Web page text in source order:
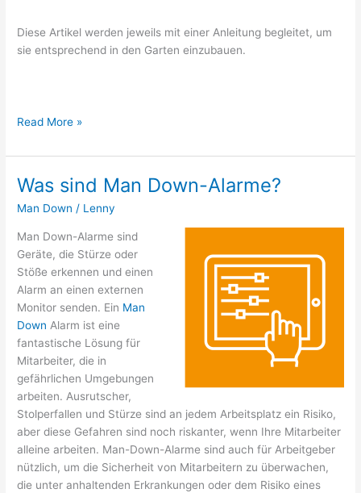
Diese Artikel werden jeweils mit einer Anleitung begleitet, um
sie entsprechend in den Garten einzubauen.
Flatground
Modernes
für
Kinder
Read More »
Was sind Man Down-Alarme?
Man Down / Lenny
Man Down-Alarme sind
Geräte, die Stürze oder
Stöße erkennen und einen
Alarm an einen externen
Monitor senden. Ein Man
Down Alarm ist eine
fantastische Lösung für
Mitarbeiter, die in
gefährlichen Umgebungen
arbeiten. Ausrutscher,
Stolperfallen und Stürze sind an jedem Arbeitsplatz ein Risiko,
aber diese Gefahren sind noch riskanter, wenn Ihre Mitarbeiter
alleine arbeiten. Man-Down-Alarme sind auch für Arbeitgeber
nützlich, um die Sicherheit von Mitarbeitern zu überwachen,
die unter anhaltenden Erkrankungen oder dem Risiko eines